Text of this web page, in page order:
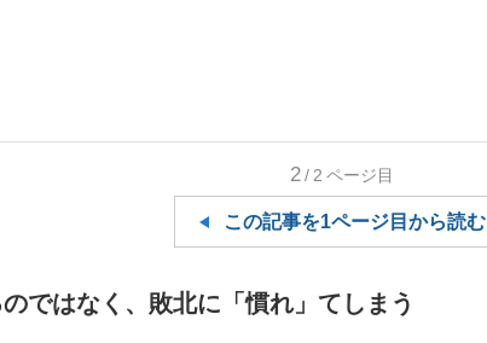
まま解散」WBC日本代表“敗戦”の真実 選手が明かす...
のいま
2/2 ページ目
この記事を1ページ目から読む
ではなく、敗北に「慣れ」てしまう